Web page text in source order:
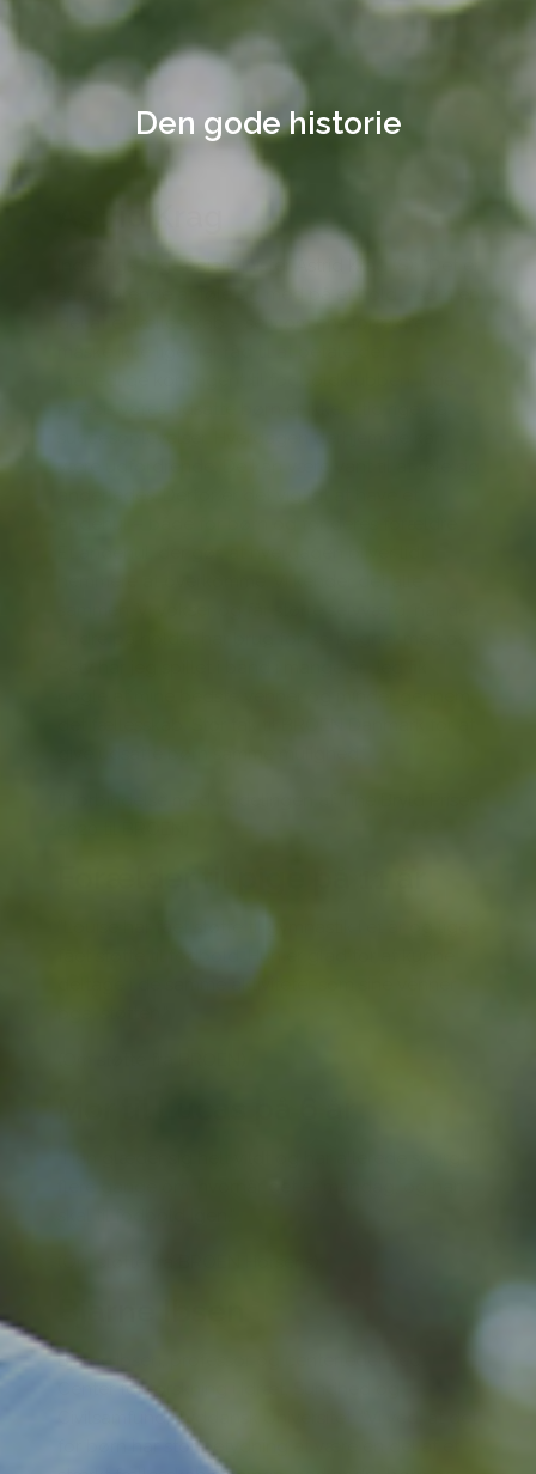
Den gode historie
Astrid Krag
Indenrigs- og socialminister Astrid Krag (S): “Det er
så afgørende at føle sig med på et hold – som en
del af et fællesskab – selv om ens forældre
succesoplevelser. Hverdagen derhjemme kan
være udfordrende. De kan være vant til at føle sig
anderledes. Derfor er det vigtigt at have et
fået støtte til fodbold. Hun er glad for at kunne
Bjarne Ibsen, professor og centerleder ved
Center for forskning i Idræt, Sundhed og
Civilsamfund, Syddansk Universitet: “Vi ved, at det
for børn har stor betydning at være en del af et